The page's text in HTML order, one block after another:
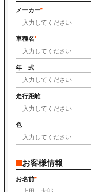
メーカー
車種名
年 式
走行距離
色
お客様情報
お名前